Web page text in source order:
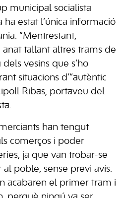
municipal socialista
estat l’única informació
“Mentrestant,
anat tallant altres trams de
vesins que s’ho
situacions d’“autèntic
Ribas, portaveu del
han tengut
comerços i poder
ja que van trobar-se
poble, sense previ avís.
acabaren el primer tram i